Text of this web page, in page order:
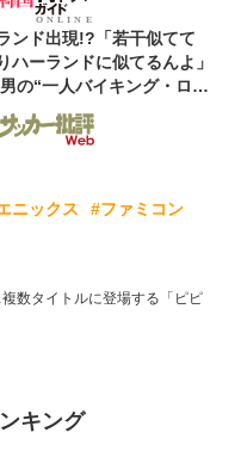
ンド出現!?「若干似てて
ハーランドに似てるんよ」
の“一人バイキング・ロ
気をもらった」
ニックス
#ファミコン
数タイトルに登場する「ピピ
キング